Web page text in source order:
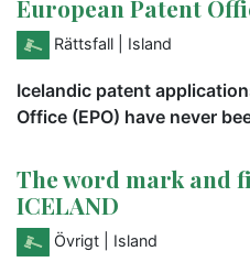
European Patent
Rättsfall | Island
Icelandic patent
Office (EPO) have never
The word mark and
ICELAND
Övrigt | Island